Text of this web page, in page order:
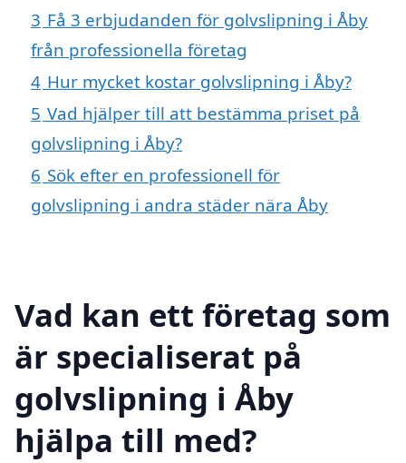
3 Få 3 erbjudanden för golvslipning i Åby
från professionella företag
4 Hur mycket kostar golvslipning i Åby?
5 Vad hjälper till att bestämma priset på
golvslipning i Åby?
6 Sök efter en professionell för
golvslipning i andra städer nära Åby
Vad kan ett företag som
är specialiserat på
golvslipning i Åby
hjälpa till med?